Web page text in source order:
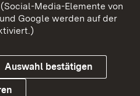
Datenschutz
Media-Elemente von
Google werden auf der
Auswahl bestätigen